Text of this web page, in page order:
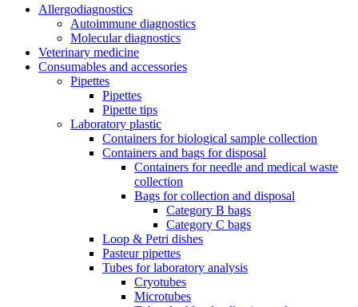
Allergodiagnostics
Autoimmune diagnostics
Molecular diagnostics
Veterinary medicine
Consumables and accessories
Pipettes
Pipettes
Pipette tips
Laboratory plastic
Containers for biological sample collection
Containers and bags for disposal
Containers for needle and medical waste
collection
Bags for collection and disposal
Category B bags
Category C bags
Loop & Petri dishes
Pasteur pipettes
Tubes for laboratory analysis
Cryotubes
Microtubes